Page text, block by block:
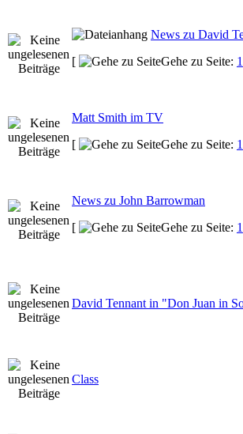
News zu David
[
Gehe zu Seite: 1
Matt Smith im TV
[
Gehe zu Seite: 1
News zu John Barrowman
[
Gehe zu Seite: 1
David Tennant in "Don Juan in
Class